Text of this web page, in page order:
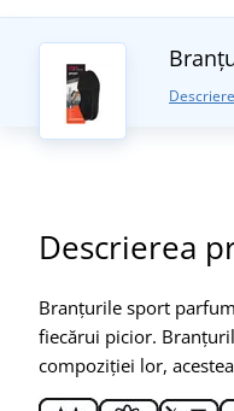
Descrierea
Branțurile sport
fiecărui picior.
compoziției lor,